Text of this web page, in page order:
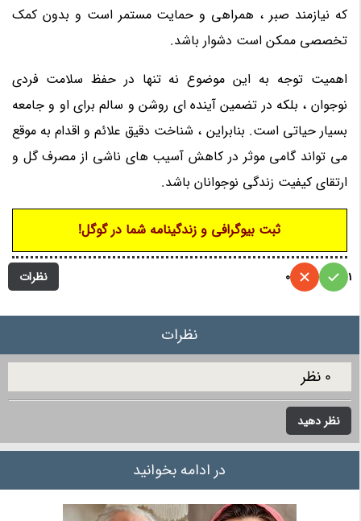
که نیازمند صبر ، همراهی و حمایت مستمر است و بدون کمک
تخصصی ممکن است دشوار باشد.
اهمیت توجه به این موضوع نه تنها در حفظ سلامت فردی
نوجوان ، بلکه در تضمین آینده ای روشن و سالم برای او و جامعه
بسیار حیاتی است. بنابراین ، شناخت دقیق علائم و اقدام به موقع
می تواند گامی موثر در کاهش آسیب های ناشی از مصرف گل و
ارتقای کیفیت زندگی نوجوانان باشد.
ثبت بیوگرافی و زندگینامه شما در گوگل!
نظرات 1
0
نظرات
0 نظر
نظر دهید
در ادامه بخوانید